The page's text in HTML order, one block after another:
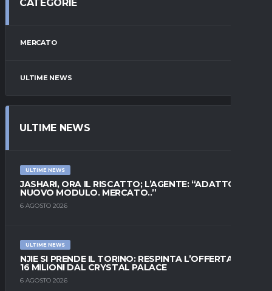
CATEGORIE
MERCATO
ULTIME NEWS
ULTIME NEWS
ULTIME NEWS
JASHARI, ORA IL RISCATTO; L’AGENTE: “ADATTO AL
NUOVO MODULO. MERCATO..”
6 AGOSTO 2026
ULTIME NEWS
NJIE SI PRENDE IL TORINO: RESPINTA L’OFFERTA DI
16 MILIONI DAL CRYSTAL PALACE
6 AGOSTO 2026